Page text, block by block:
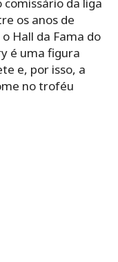
os anos de
Hall da Fama do
é uma figura
e, por isso, a
no troféu